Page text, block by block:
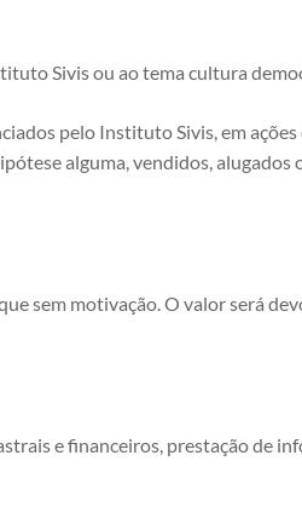
Sivis ou ao tema cultura
pelo Instituto Sivis, em
alguma, vendidos, alugados
sem motivação. O valor será
e financeiros, prestação de